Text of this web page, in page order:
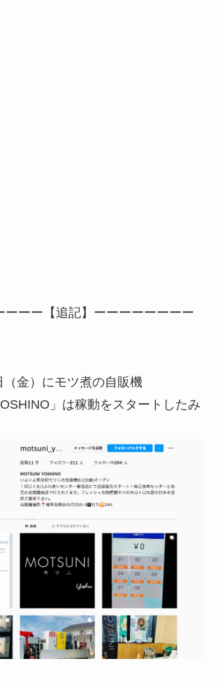
ーーー【追記】ーーーーーーーー
（金）にモツ煮の自販機
」は稼動をスタートしたみ